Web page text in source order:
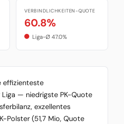
VERBINDLICHKEITEN-QUOTE
60.8%
Liga-Ø 47.0%
effizienteste
Liga — niedrigste PK-Quote
exzellentes
Polster (51,7 Mio, Quote